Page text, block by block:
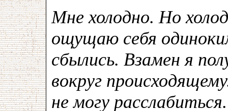
Мне холодно. Но
ощущаю себя
сбылись. Взамен я
вокруг
не могу